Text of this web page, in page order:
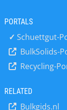
PORTALS
✓ Schuettgut-
BulkSolids-
Recycling-
RELATED
Bulkgids.nl